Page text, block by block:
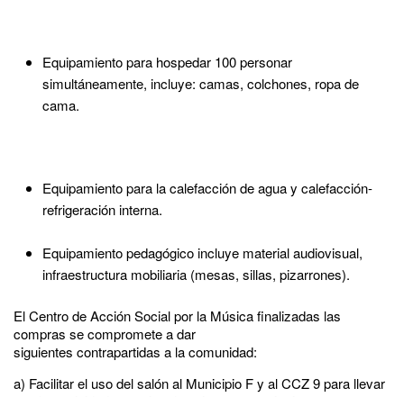
Equipamiento para hospedar 100 personar
simultáneamente, incluye: camas, colchones, ropa de
cama.
Equipamiento para la calefacción de agua y calefacción-
refrigeración interna.
Equipamiento pedagógico incluye material audiovisual,
infraestructura mobiliaria (mesas, sillas, pizarrones).
El Centro de Acción Social por la Música finalizadas las
compras se compromete a dar
siguientes contrapartidas a la comunidad:
a) Facilitar el uso del salón al Municipio F y al CCZ 9 para llevar